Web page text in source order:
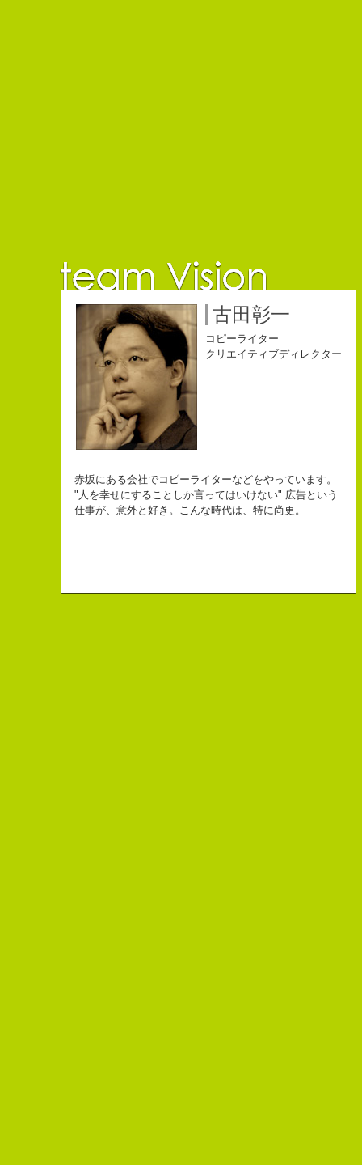
佐藤延夫
コピーライター
チームVision 事務局長
保持壮太郎
コピーライター
自己紹介ジェネレーターというサイトがある。試しにやってみた。
こんちゃっ保持壮太郎っていいます。
皆からは「保持壮太郎ピーナッツ」って呼ばれてるよ。
小山佳奈
コピーライター
なにがしか書いていられるしごとはとっても
幸せでとっても怖いですが、きょうもなんとか幸せに
生きられてる私は幸せなのかもしれません。
中村直史
コピーライター
長崎県五島市出身
３６歳
「五島列島はよいところです。
江口順也
コピーライター
Copy writer
10周年キャンペーン中です。
名雪祐平
コピーライター
クリエイティブディレクター
初対面の人によく言われる。
「きれいな名前ですね」
こう返す。「ええ、名前だけは」
古田彰一
コピーライター
クリエイティブディレクター
赤坂にある会社でコピーライターなどをやっています。
"人を幸せにすることしか言ってはいけない" 広告という
仕事が、意外と好き。こんな時代は、特に尚更。